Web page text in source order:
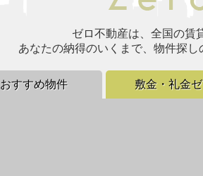
ゼロ不動産は、全国の賃
あなたの納得のいくまで、物件探
おすすめ物件 敷金・礼金